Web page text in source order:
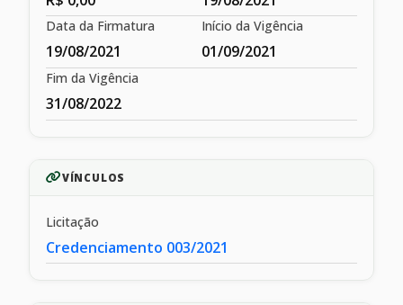
Data da Firmatura
19/08/2021
Início da Vigência
01/09/2021
Fim da Vigência
31/08/2022
VÍNCULOS
Licitação
Credenciamento 003/2021